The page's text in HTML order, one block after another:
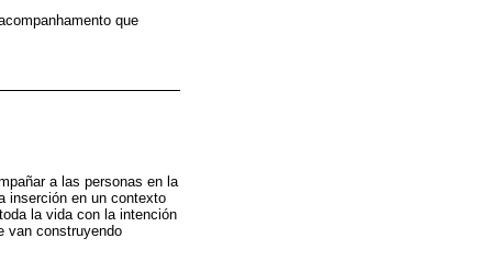
que
a las personas en la
inserción en un contexto
la vida con la intención
van construyendo